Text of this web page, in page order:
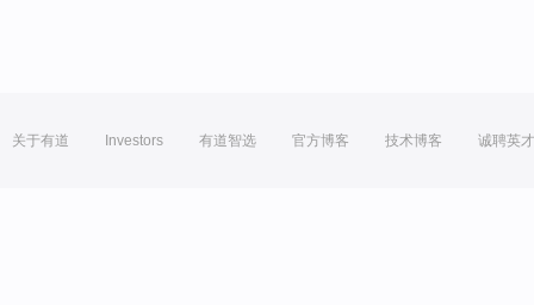
关于有道 Investors 有道智选 官方博客 技术博客 诚聘英才